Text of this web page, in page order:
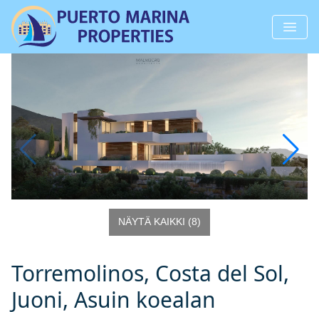
NÄYTÄ KAIKKI (8)
Torremolinos, Costa del Sol,
Juoni, Asuin koealan